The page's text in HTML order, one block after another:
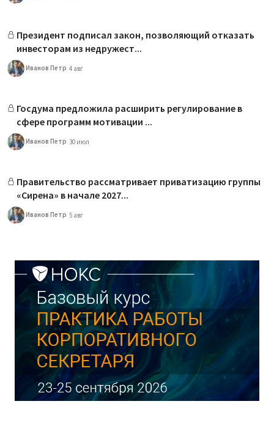
Президент подписал закон, позволяющий отказать
инвесторам из недружест...
Иванов Петр 4 авг
Госдума предложила расширить регулирование в
сфере программ мотивации ...
Иванов Петр 30 июл
Правительство рассматривает приватизацию группы
«Сирена» в начале 2027...
Иванов Петр 5 авг